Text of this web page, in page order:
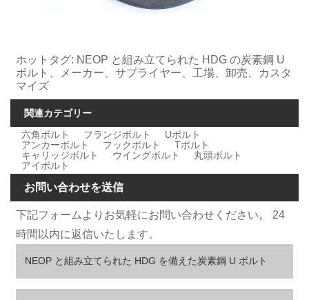
ホットタグ: NEOP と組み立てられた HDG の炭素鋼 U
ボルト、メーカー、サプライヤー、工場、卸売、カスタ
マイズ
関連カテゴリー
六角ボルト
フランジボルト
Uボルト
アンカーボルト
フックボルト
Tボルト
キャリッジボルト
ウイングボルト
丸頭ボルト
アイボルト
お問い合わせを送信
下記フォームよりお気軽にお問い合わせください。 24
時間以内に返信いたします。